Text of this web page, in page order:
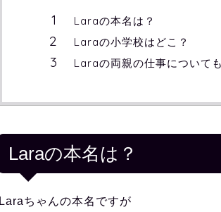
Laraの本名は？
Laraの小学校はどこ？
Laraの両親の仕事についても
Laraの本名は？
Laraちゃんの本名ですが